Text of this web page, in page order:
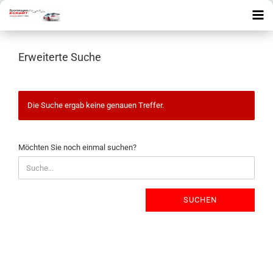
Erweiterte Suche
Die Suche ergab keine genauen Treffer.
MÖCHTEN
SIE
NOCH
EINMAL
Möchten Sie noch einmal suchen?
SUCHEN